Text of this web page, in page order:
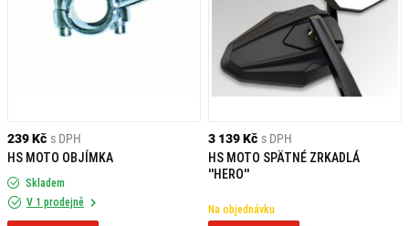
239 Kč s DPH
HS MOTO OBJÍMKA
Skladem
V 1 prodejně
3 139 Kč s DPH
HS MOTO SPÄTNÉ ZRKADLÁ
''HERO''
Na objednávku